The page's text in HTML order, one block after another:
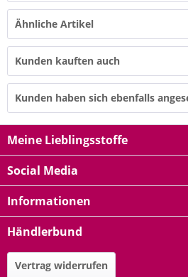
Ähnliche Artikel
Kunden kauften auch
Kunden haben sich ebenfalls
Meine Lieblingsstoffe
Social Media
Informationen
Händlerbund
Vertrag widerrufen